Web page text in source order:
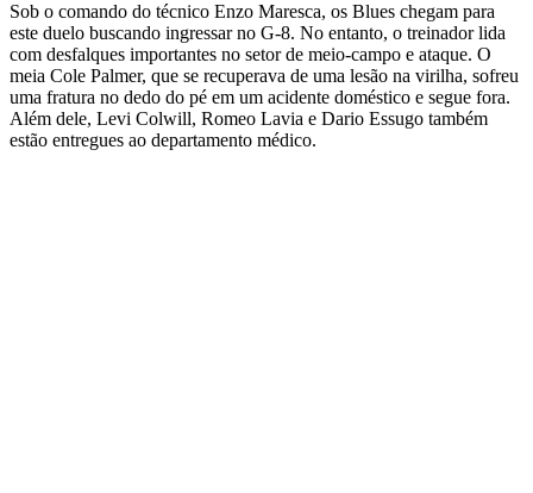
Sob o comando do técnico Enzo Maresca, os Blues chegam para
este duelo buscando ingressar no G-8. No entanto, o treinador lida
com desfalques importantes no setor de meio-campo e ataque. O
meia Cole Palmer, que se recuperava de uma lesão na virilha, sofreu
uma fratura no dedo do pé em um acidente doméstico e segue fora.
Além dele, Levi Colwill, Romeo Lavia e Dario Essugo também
estão entregues ao departamento médico.